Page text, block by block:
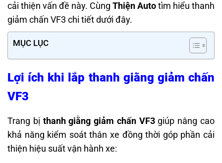
cải thiện vấn đề này. Cùng Thiện Autotìm hiểu thanh
giảm chấn VF3 chi tiết dưới đây.
MỤC LỤC
Lợi ích khi lắp thanh giằng giảm chấn
VF3
Trang bị thanh giằng giảm chấn VF3giúp nâng cao
khả năng kiểm soát thân xe đồng thời góp phần cải
thiện hiệu suất vận hành xe: